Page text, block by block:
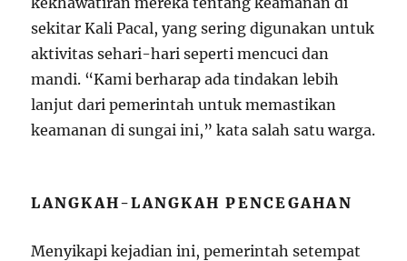
sekitar Kali Pacal, yang sering digunakan untuk
aktivitas sehari-hari seperti mencuci dan
mandi. “Kami berharap ada tindakan lebih
lanjut dari pemerintah untuk memastikan
keamanan di sungai ini,” kata salah satu warga.
LANGKAH-LANGKAH PENCEGAHAN
Menyikapi kejadian ini, pemerintah setempat